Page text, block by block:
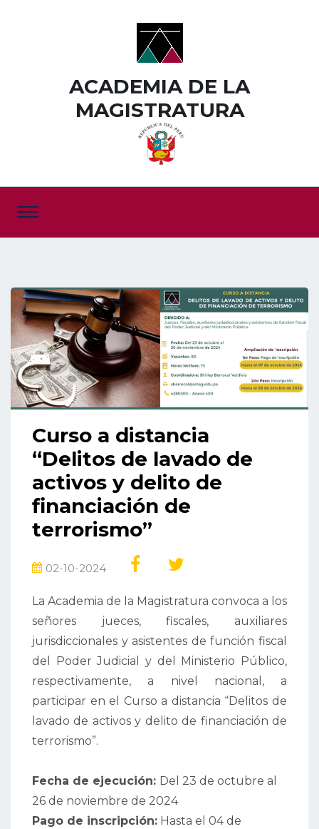
ACADEMIA DE LA
MAGISTRATURA
Curso a distancia
“Delitos de lavado de
activos y delito de
financiación de
terrorismo”
02-10-2024
La Academia de la Magistratura convoca a los
señores jueces, fiscales, auxiliares
jurisdiccionales y asistentes de función fiscal
del Poder Judicial y del Ministerio Público,
respectivamente, a nivel nacional, a
participar en el Curso a distancia “Delitos de
lavado de activos y delito de financiación de
terrorismo”.
Fecha de ejecución: Del 23 de octubre al
26 de noviembre de 2024
Pago de inscripción: Hasta el 04 de